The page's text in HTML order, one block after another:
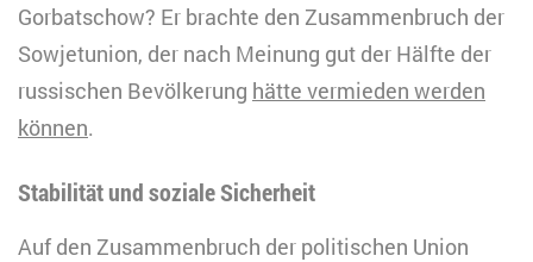
Gorbatschow? Er brachte den Zusammenbruch der
Sowjetunion, der nach Meinung gut der Hälfte der
russischen Bevölkerung hätte vermieden werden
können.
Stabilität und soziale Sicherheit
Auf den Zusammenbruch der politischen Union